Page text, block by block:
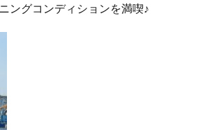
ングコンディションを満喫♪